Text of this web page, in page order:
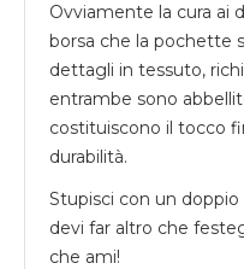
Ovviamente la cura ai
borsa che la pochette
dettagli in tessuto,
entrambe sono
costituiscono il tocco
durabilità.
Stupisci con un
devi far altro che
che ami!